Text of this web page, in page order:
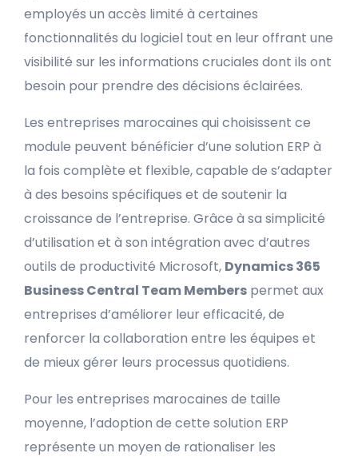
employés un accès limité à certaines
fonctionnalités du logiciel tout en leur offrant une
visibilité sur les informations cruciales dont ils ont
besoin pour prendre des décisions éclairées.
Les entreprises marocaines qui choisissent ce
module peuvent bénéficier d’une solution ERP à
la fois complète et flexible, capable de s’adapter
à des besoins spécifiques et de soutenir la
croissance de l’entreprise. Grâce à sa simplicité
d’utilisation et à son intégration avec d’autres
outils de productivité Microsoft, Dynamics 365
Business Central Team Members permet aux
entreprises d’améliorer leur efficacité, de
renforcer la collaboration entre les équipes et
de mieux gérer leurs processus quotidiens.
Pour les entreprises marocaines de taille
moyenne, l’adoption de cette solution ERP
représente un moyen de rationaliser les